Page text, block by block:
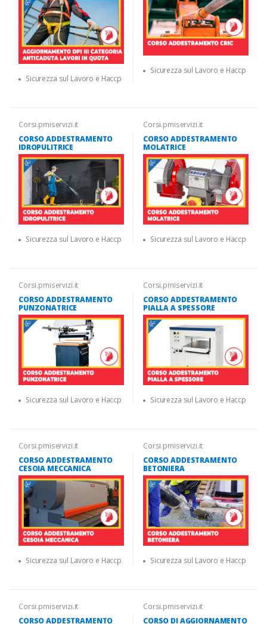
Sicurezza sul Lavoro e Haccp
Sicurezza sul Lavoro e Haccp
Corsi.pmiservizi.it
CORSO ADDESTRAMENTO
IDROPULITRICE
Sicurezza sul Lavoro e Haccp
Corsi.pmiservizi.it
CORSO ADDESTRAMENTO
MOLATRICE
Sicurezza sul Lavoro e Haccp
Corsi.pmiservizi.it
CORSO ADDESTRAMENTO
PUNZONATRICE
Sicurezza sul Lavoro e Haccp
Corsi.pmiservizi.it
CORSO ADDESTRAMENTO
PIALLA A SPESSORE
Sicurezza sul Lavoro e Haccp
Corsi.pmiservizi.it
CORSO ADDESTRAMENTO
CESOIA MECCANICA
Sicurezza sul Lavoro e Haccp
Corsi.pmiservizi.it
CORSO ADDESTRAMENTO
BETONIERA
Sicurezza sul Lavoro e Haccp
Corsi.pmiservizi.it
CORSO ADDESTRAMENTO
Corsi.pmiservizi.it
CORSO DI AGGIORNAMENTO